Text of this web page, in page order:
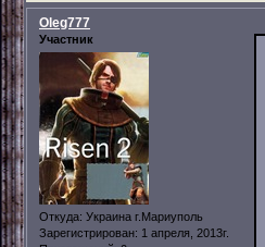
Oleg777
Участник
Откуда: Украина г.Мариуполь
Зарегистрирован: 1 апреля, 2013г.